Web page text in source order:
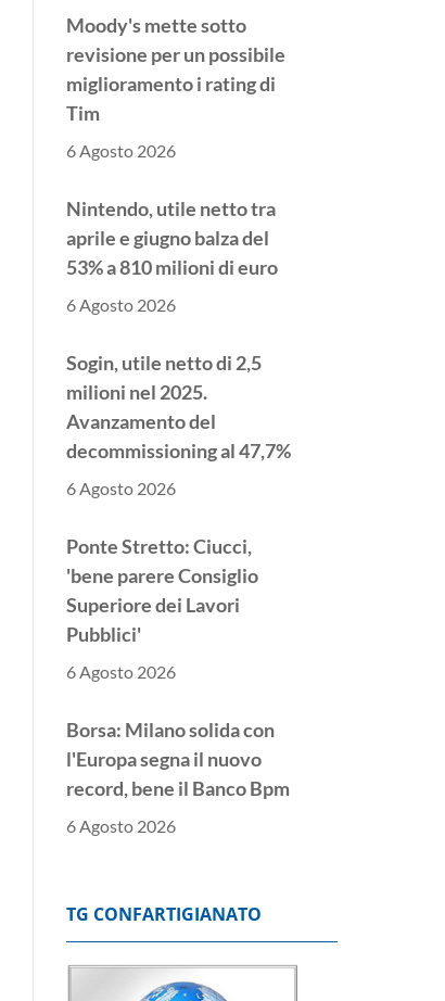
Moody's mette sotto
revisione per un possibile
miglioramento i rating di
Tim
6 Agosto 2026
Nintendo, utile netto tra
aprile e giugno balza del
53% a 810 milioni di euro
6 Agosto 2026
Sogin, utile netto di 2,5
milioni nel 2025.
Avanzamento del
decommissioning al 47,7%
6 Agosto 2026
Ponte Stretto: Ciucci,
'bene parere Consiglio
Superiore dei Lavori
Pubblici'
6 Agosto 2026
Borsa: Milano solida con
l'Europa segna il nuovo
record, bene il Banco Bpm
6 Agosto 2026
eccellenti, avanti con
l'intelligenza artificiale'
6 Agosto 2026
TG CONFARTIGIANATO